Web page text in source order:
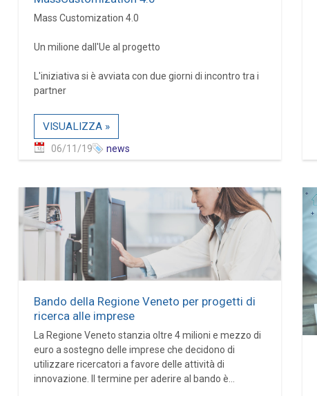
Mass Customization 4.0
Un milione dall'Ue al progetto
L'iniziativa si è avviata con due giorni di incontro tra i
partner
VISUALIZZA »
06/11/19 news
Bando della Regione Veneto per progetti di
ricerca alle imprese
La Regione Veneto stanzia oltre 4 milioni e mezzo di
euro a sostegno delle imprese che decidono di
utilizzare ricercatori a favore delle attività di
innovazione. Il termine per aderire al bando è...